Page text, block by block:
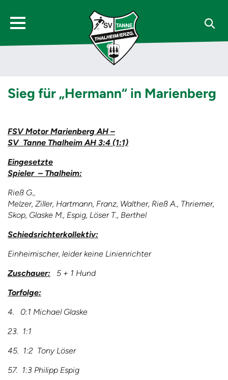
Sieg für „Hermann“ in Marienberg
FSV Motor Marienberg AH –
SV Tanne Thalheim AH 3:4 (1:1)
Eingesetzte
Spieler – Thalheim:
Rieß G.,
Melzer, Ziller, Hartmann, Franz, Walther, Rieß A., Thriemer,
Skop, Glaske M., Espig, Löser T., Berthel
Schiedsrichterkollektiv:
Einheimischer, leider keine Linienrichter
Zuschauer: 5 + 1 Hund
Torfolge:
4. 0:1 Michael Glaske
23. 1:1
45. 1:2 Tony Löser
57. 1:3 Philipp Espig